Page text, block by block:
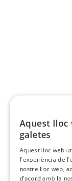
Aquest lloc
galetes
Aquest lloc web
l'experiència de
nostre lloc web,
d’acord amb la